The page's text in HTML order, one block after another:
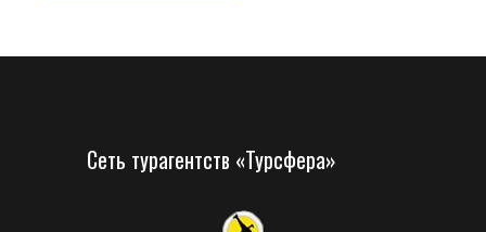
Сеть турагентств «Турсфера»